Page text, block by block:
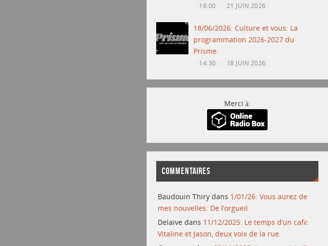
16:00 21 JUIN 2026
18/06/2026: Culture et vous: La
programmation 2026-2027 du
Prisme.
14:30 18 JUIN 2026
Merci à:
COMMENTAIRES
Baudouin Thiry dans 1/01/26: Vous aurez de
mes nouvelles: De l’orgueil
Delaive dans 11/12/2025: Le temps d’un café:
Vitaline et Jason, deux voix de la rue.